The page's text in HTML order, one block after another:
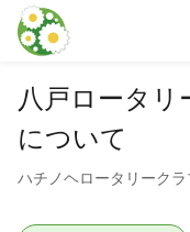
本文に飛ぶ
八戸ロータ
について
ハチノヘロータリーク